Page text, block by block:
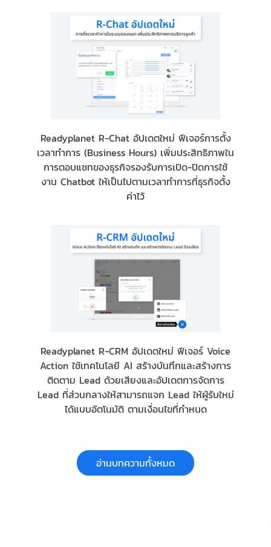
Readyplanet R-Chat อัปเดตใหม่ ฟีเจอร์การตั้ง
เวลาทำการ (Business Hours) เพิ่มประสิทธิภาพใน
การตอบแชทของธุรกิจรองรับการเปิด-ปิดการใช้
งาน Chatbot ให้เป็นไปตามเวลาทำการที่ธุรกิจตั้ง
ค่าไว้
Readyplanet R-CRM อัปเดตใหม่ ฟีเจอร์ Voice
Action ใช้เทคโนโลยี AI สร้างบันทึกและสร้างการ
ติดตาม Lead ด้วยเสียงและอัปเดตการจัดการ
Lead ที่ส่วนกลางให้สามารถแจก Lead ให้ผู้รับใหม่
ได้แบบอัตโนมัติ ตามเงื่อนไขที่กำหนด
อ่านบทความทั้งหมด